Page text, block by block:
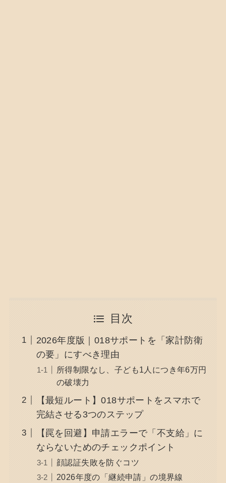
目次
2026年度版｜018サポートを「家計防衛
の要」にすべき理由
所得制限なし、子ども1人につき年6万円
の破壊力
【最短ルート】018サポートをスマホで
完結させる3つのステップ
【罠を回避】申請エラーで「不支給」に
ならないためのチェックポイント
顔認証失敗を防ぐコツ
2026年度の「継続申請」の境界線